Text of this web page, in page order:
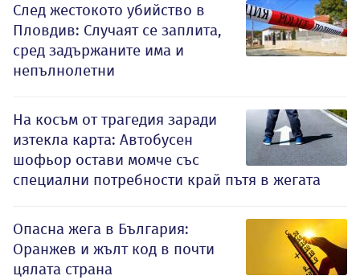
След жестокото убийство в
Пловдив: Случаят се заплита,
сред задържаните има и
непълнолетни
На косъм от трагедия заради
изтекла карта: Автобусен
шофьор остави момче със
специални потребности край пътя в жегата
Опасна жега в България:
Оранжев и жълт код в почти
цялата страна